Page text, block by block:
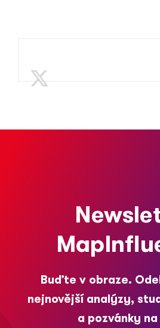
Buďte v obraze.
nejnovější analýzy,
a pozvánky